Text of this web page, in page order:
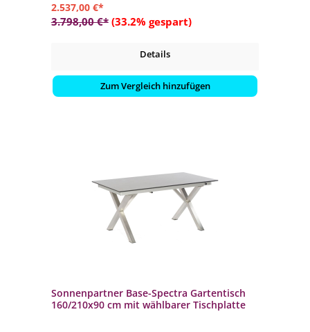
2.537,00 €*
3.798,00 €* (33.2% gespart)
Details
Zum Vergleich hinzufügen
Sonnenpartner Base-Spectra Gartentisch
160/210x90 cm mit wählbarer Tischplatte